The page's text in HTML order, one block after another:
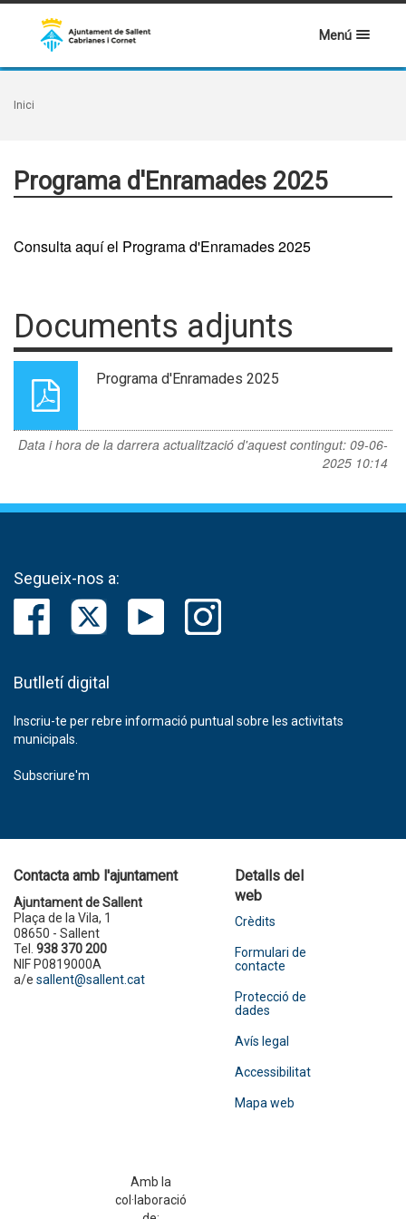
Menú
Inici
Programa d'Enramades 2025
Consulta aquí el Programa d'Enramades 2025
Documents adjunts
Programa d'Enramades 2025
Data i hora de la darrera actualització d'aquest contingut: 09-06-
2025 10:14
Segueix-nos a:
Butlletí digital
Inscriu-te per rebre informació puntual sobre les activitats
municipals.
Subscriure'm
Contacta amb l'ajuntament
Ajuntament de Sallent
Plaça de la Vila, 1
08650 - Sallent
Tel. 938 370 200
NIF P0819000A
a/e sallent@sallent.cat
Detalls del
web
Crèdits
Formulari de
contacte
Protecció de
dades
Avís legal
Accessibilitat
Mapa web
Amb la
col·laboració